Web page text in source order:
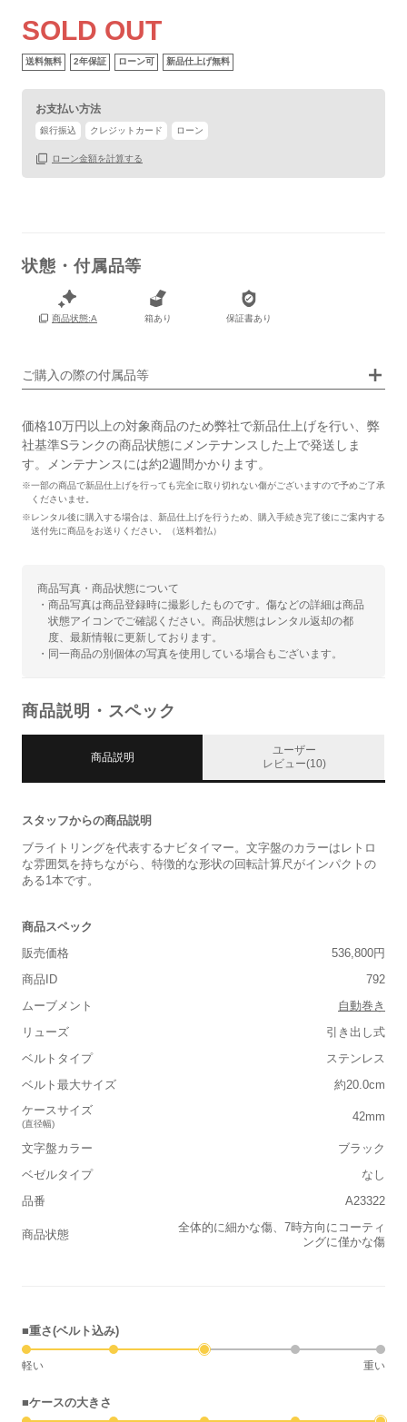
SOLD OUT
送料無料 2年保証 ローン可 新品仕上げ無料
お支払い方法
銀行振込 クレジットカード ローン
ローン金額を計算する
状態・付属品等
商品状態:A 箱あり 保証書あり
ご購入の際の付属品等
価格10万円以上の対象商品のため弊社で新品仕上げを行い、弊
社基準Sランクの商品状態にメンテナンスした上で発送しま
す。メンテナンスには約2週間かかります。
※一部の商品で新品仕上げを行っても完全に取り切れない傷がございますので予めご了承
くださいませ。
※レンタル後に購入する場合は、新品仕上げを行うため、購入手続き完了後にご案内する
送付先に商品をお送りください。（送料着払）
商品写真・商品状態について
・商品写真は商品登録時に撮影したものです。傷などの詳細は商品
状態アイコンでご確認ください。商品状態はレンタル返却の都
度、最新情報に更新しております。
・同一商品の別個体の写真を使用している場合もございます。
商品説明・スペック
商品説明
ユーザー
レビュー(10)
スタッフからの商品説明
ブライトリングを代表するナビタイマー。文字盤のカラーはレトロ
な雰囲気を持ちながら、特徴的な形状の回転計算尺がインパクトの
ある1本です。
商品スペック
販売価格
536,800円
商品ID
792
ムーブメント
自動巻き
リューズ
引き出し式
ベルトタイプ
ステンレス
ベルト最大サイズ
約20.0cm
ケースサイズ
(直径幅)
42mm
文字盤カラー
ブラック
ベゼルタイプ
なし
品番
A23322
商品状態
全体的に細かな傷、7時方向にコーティ
ングに僅かな傷
■重さ(ベルト込み)
軽い 重い
■ケースの大きさ